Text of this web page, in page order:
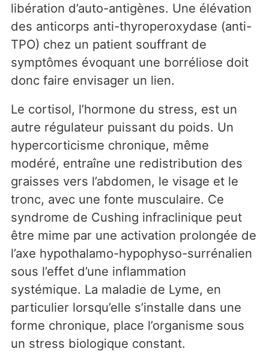
libération d’auto-antigènes. Une élévation
des anticorps anti-thyroperoxydase (anti-
TPO) chez un patient souffrant de
symptômes évoquant une borréliose doit
donc faire envisager un lien.
Le cortisol, l’hormone du stress, est un
autre régulateur puissant du poids. Un
hypercorticisme chronique, même
modéré, entraîne une redistribution des
graisses vers l’abdomen, le visage et le
tronc, avec une fonte musculaire. Ce
syndrome de Cushing infraclinique peut
être mime par une activation prolongée de
l’axe hypothalamo-hypophyso-surrénalien
sous l’effet d’une inflammation
systémique. La maladie de Lyme, en
particulier lorsqu’elle s’installe dans une
forme chronique, place l’organisme sous
un stress biologique constant.